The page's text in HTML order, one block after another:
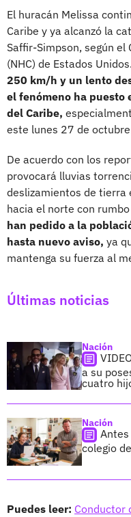
El huracán Melissa
Caribe y ya alcanzó la
Saffir-Simpson, según el
(NHC) de Estados Unidos.
250 km/h y un lento
el fenómeno ha puesto
del Caribe,
este lunes 27 de
De acuerdo con los
provocará lluvias
deslizamientos de tierra
hacia el norte con rumbo
han pedido a la
hasta nuevo aviso, ya
mantenga su fuerza al
Últimas noticias
Nación
a su
cuatro
Nación
colegio
Puedes leer: Conductor